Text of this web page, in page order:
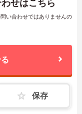
せはこちら
い合わせではありませんの
保存